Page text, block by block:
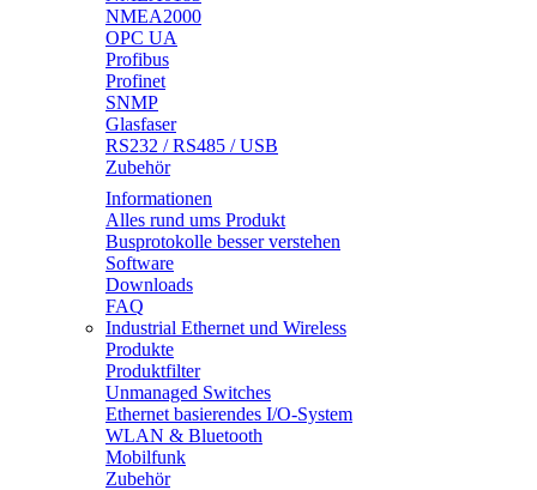
NMEA2000
OPC UA
Profibus
Profinet
SNMP
Glasfaser
RS232 / RS485 / USB
Zubehör
Informationen
Alles rund ums Produkt
Busprotokolle besser verstehen
Software
Downloads
FAQ
Industrial Ethernet und Wireless
Produkte
Produktfilter
Unmanaged Switches
Ethernet basierendes I/O-System
WLAN & Bluetooth
Mobilfunk
Zubehör